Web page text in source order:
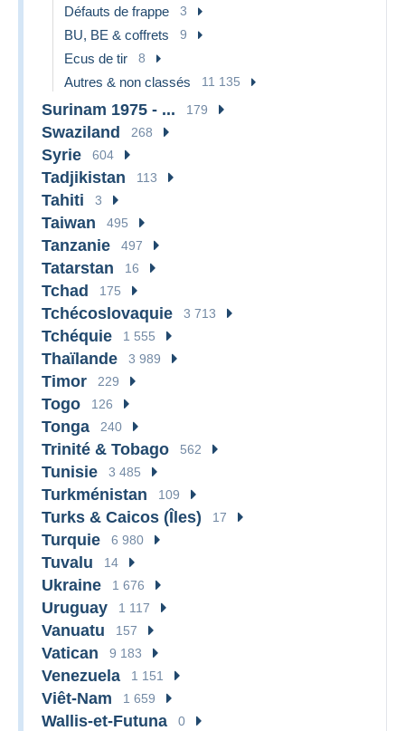
Défauts de frappe 3
BU, BE & coffrets 9
Ecus de tir 8
Autres & non classés 11 135
Surinam 1975 - ... 179
Swaziland 268
Syrie 604
Tadjikistan 113
Tahiti 3
Taiwan 495
Tanzanie 497
Tatarstan 16
Tchad 175
Tchécoslovaquie 3 713
Tchéquie 1 555
Thaïlande 3 989
Timor 229
Togo 126
Tonga 240
Trinité & Tobago 562
Tunisie 3 485
Turkménistan 109
Turks & Caicos (Îles) 17
Turquie 6 980
Tuvalu 14
Ukraine 1 676
Uruguay 1 117
Vanuatu 157
Vatican 9 183
Venezuela 1 151
Viêt-Nam 1 659
Wallis-et-Futuna 0